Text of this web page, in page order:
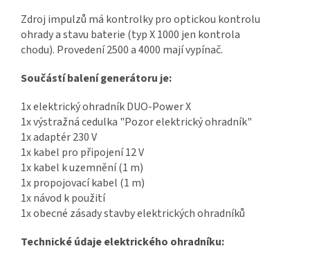
Zdroj impulzů má kontrolky pro optickou kontrolu
ohrady a stavu baterie (typ X 1000 jen kontrola
chodu). Provedení 2500 a 4000 mají vypínač.
Součástí balení generátoru je:
1x elektrický ohradník DUO-Power X
1x výstražná cedulka "Pozor elektrický ohradník"
1x adaptér 230 V
1x kabel pro připojení 12 V
1x kabel k uzemnění (1 m)
1x propojovací kabel (1 m)
1x návod k použití
1x obecné zásady stavby elektrických ohradníků
Technické údaje elektrického ohradníku: